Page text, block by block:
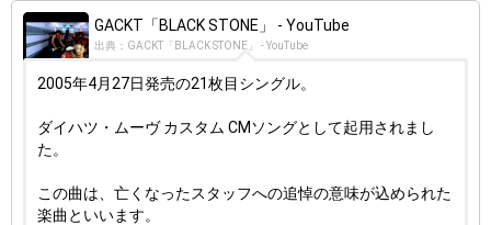
GACKT「BLACK STONE」 - YouTube
出典：GACKT「BLACK STONE」 - YouTube
2005年4月27日発売の21枚目シングル。
ダイハツ・ムーヴ カスタム CMソングとして起用されまし
た。
この曲は、亡くなったスタッフへの追悼の意味が込められた
楽曲といいます。